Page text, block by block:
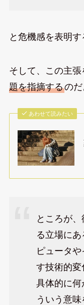
と危機感を表明す
そして、この主張
題を指摘するのだ
あわせて読みたい
ところが
る立場に
ピュータ
す技術的変
具体的に
ういう意